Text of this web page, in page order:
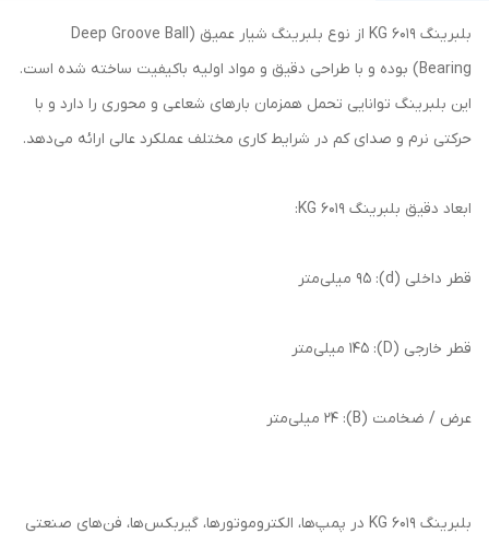
بلبرینگ KG 6019 از نوع بلبرینگ شیار عمیق (Deep Groove Ball
Bearing) بوده و با طراحی دقیق و مواد اولیه باکیفیت ساخته شده است.
این بلبرینگ توانایی تحمل همزمان بارهای شعاعی و محوری را دارد و با
حرکتی نرم و صدای کم در شرایط کاری مختلف عملکرد عالی ارائه می‌دهد.
ابعاد دقیق بلبرینگ KG 6019:
قطر داخلی (d): 95 میلی‌متر
قطر خارجی (D): 145 میلی‌متر
عرض / ضخامت (B): 24 میلی‌متر
بلبرینگ 6019 KG در پمپ‌ها، الکتروموتورها، گیربکس‌ها، فن‌های صنعتی